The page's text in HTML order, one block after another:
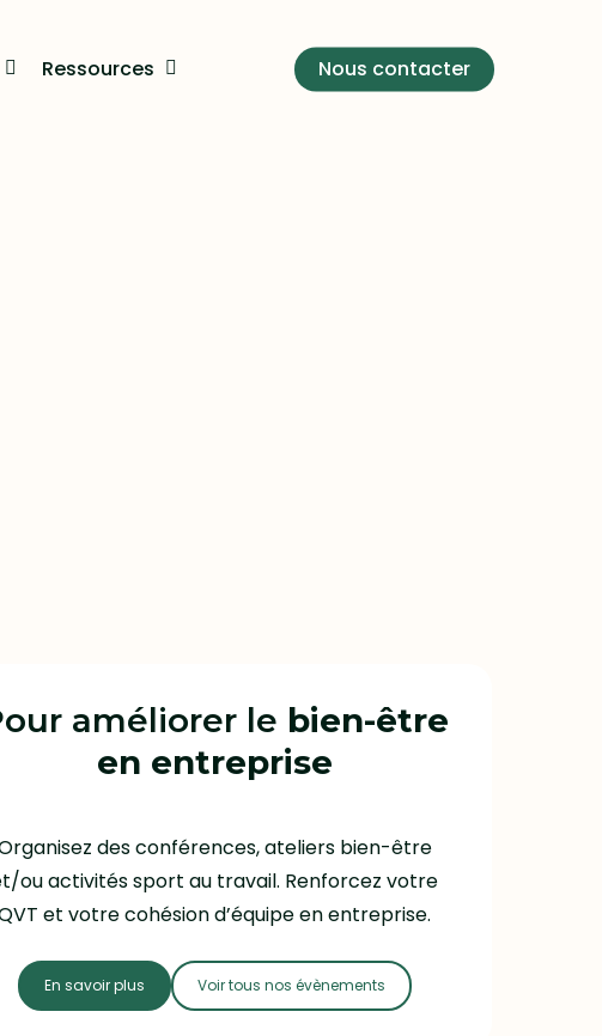
Ressources Nous contacter
améliorer le bien-être
en entreprise
des conférences, ateliers bien-être
ou activités sport au travail. Renforcez votre
et votre cohésion d’équipe en entreprise.
En savoir plus Voir tous nos évènements